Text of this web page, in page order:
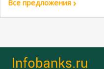
Все предложения